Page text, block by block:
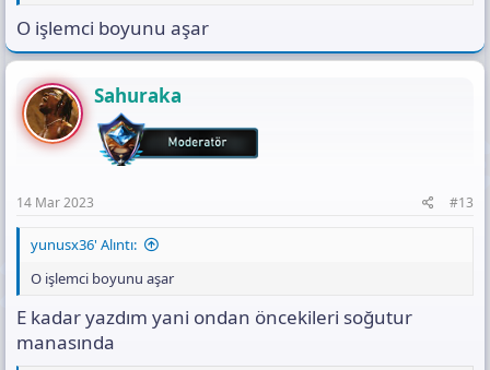
O işlemci boyunu aşar
Sahuraka
14 Mar 2023 #13
yunusx36' Alıntı:
O işlemci boyunu aşar
E kadar yazdım yani ondan öncekileri soğutur
manasında